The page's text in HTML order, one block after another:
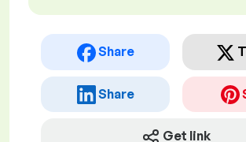
Share
Share
Get link